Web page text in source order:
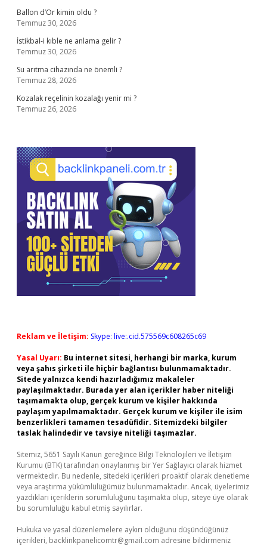
Ballon d’Or kimin oldu ?
Temmuz 30, 2026
İstikbal-i kıble ne anlama gelir ?
Temmuz 30, 2026
Su arıtma cihazında ne önemli ?
Temmuz 28, 2026
Kozalak reçelinin kozalağı yenir mi ?
Temmuz 26, 2026
Reklam ve İletişim: Skype: live:.cid.575569c608265c69
Yasal Uyarı: Bu internet sitesi, herhangi bir marka, kurum
veya şahıs şirketi ile hiçbir bağlantısı bulunmamaktadır.
Sitede yalnızca kendi hazırladığımız makaleler
paylaşılmaktadır. Burada yer alan içerikler haber niteliği
taşımamakta olup, gerçek kurum ve kişiler hakkında
paylaşım yapılmamaktadır. Gerçek kurum ve kişiler ile isim
benzerlikleri tamamen tesadüfidir. Sitemizdeki bilgiler
taslak halindedir ve tavsiye niteliği taşımazlar.
Sitemiz, 5651 Sayılı Kanun gereğince Bilgi Teknolojileri ve İletişim
Kurumu (BTK) tarafından onaylanmış bir Yer Sağlayıcı olarak hizmet
vermektedir. Bu nedenle, sitedeki içerikleri proaktif olarak denetleme
veya araştırma yükümlülüğümüz bulunmamaktadır. Ancak, üyelerimiz
yazdıkları içeriklerin sorumluluğunu taşımakta olup, siteye üye olarak
bu sorumluluğu kabul etmiş sayılırlar.
Hukuka ve yasal düzenlemelere aykırı olduğunu düşündüğünüz
içerikleri, backlinkpanelicomtr@gmail.com adresine bildirmeniz